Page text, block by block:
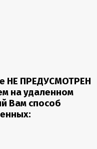
НЕ ПРЕДУСМОТРЕН
на удаленном
Вам способ